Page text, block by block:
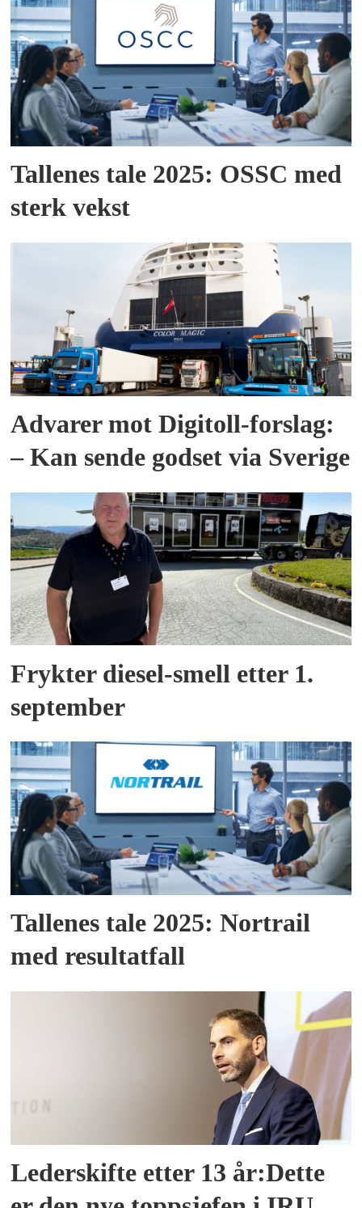
Tallenes tale 2025: OSSC med
sterk vekst
Advarer mot Digitoll-forslag:
– Kan sende godset via Sverige
Frykter diesel-smell etter 1.
september
Tallenes tale 2025: Nortrail
med resultatfall
Lederskifte etter 13 år:Dette